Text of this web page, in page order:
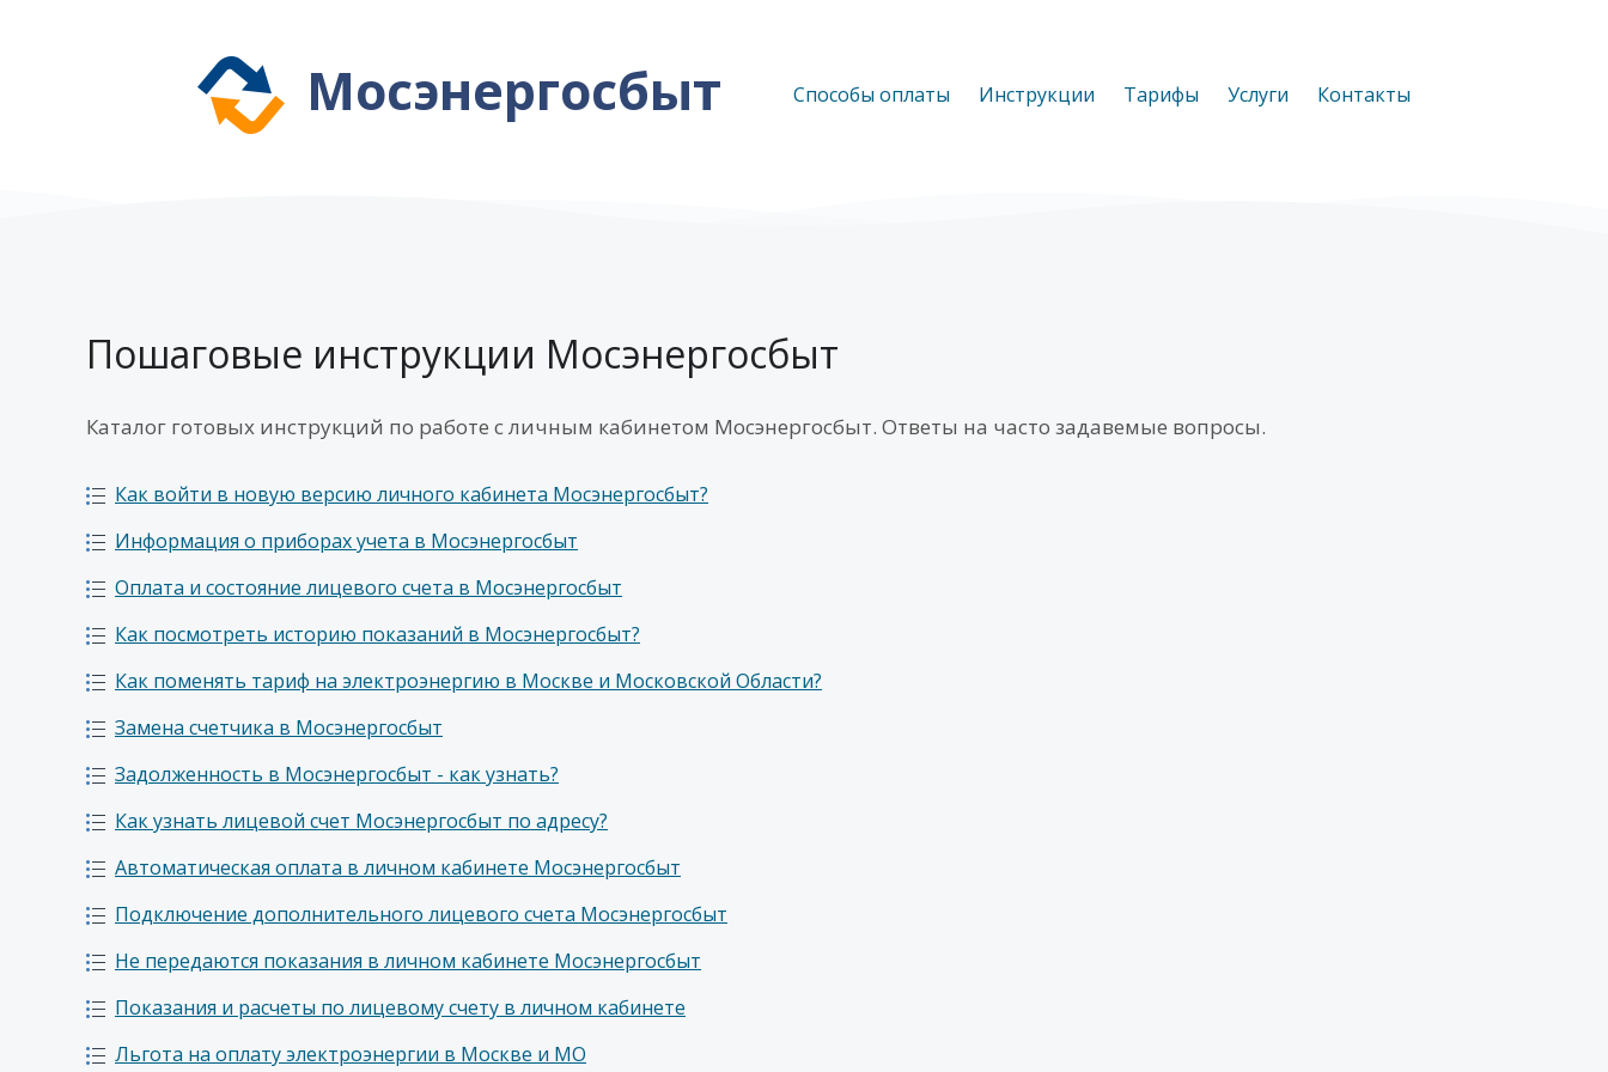
Мосэнергосбыт Способы оплаты Инструкции Тарифы Услуги Контакты
Пошаговые инструкции Мосэнергосбыт
Каталог готовых инструкций по работе с личным кабинетом Мосэнергосбыт. Ответы на часто задавемые вопросы.
Как войти в новую версию личного кабинета Мосэнергосбыт?
Информация о приборах учета в Мосэнергосбыт
Оплата и состояние лицевого счета в Мосэнергосбыт
Как посмотреть историю показаний в Мосэнергосбыт?
Как поменять тариф на электроэнергию в Москве и Московской Области?
Замена счетчика в Мосэнергосбыт
Задолженность в Мосэнергосбыт - как узнать?
Как узнать лицевой счет Мосэнергосбыт по адресу?
Автоматическая оплата в личном кабинете Мосэнергосбыт
Подключение дополнительного лицевого счета Мосэнергосбыт
Не передаются показания в личном кабинете Мосэнергосбыт
Показания и расчеты по лицевому счету в личном кабинете
Льгота на оплату электроэнергии в Москве и МО